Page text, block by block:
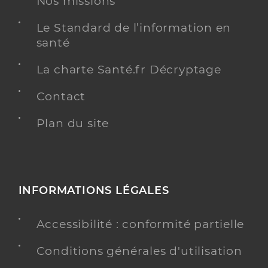
Le Standard de l’information en
santé
La charte Santé.fr Décryptage
Contact
Plan du site
INFORMATIONS LÉGALES
Accessibilité : conformité partielle
Conditions générales d'utilisation